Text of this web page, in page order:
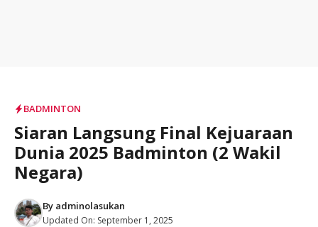
BADMINTON
Siaran Langsung Final Kejuaraan
Dunia 2025 Badminton (2 Wakil
Negara)
By adminolasukan
Updated On: September 1, 2025